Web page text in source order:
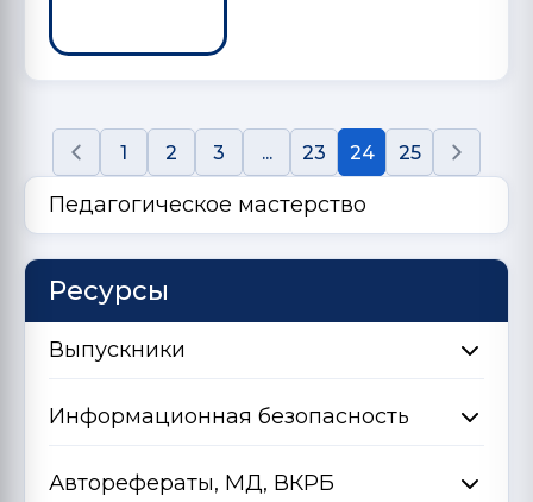
1 2 3 ... 23 24 25
Педагогическое мастерство
Ресурсы
Выпускники
Информационная безопасность
Авторефераты, МД, ВКРБ